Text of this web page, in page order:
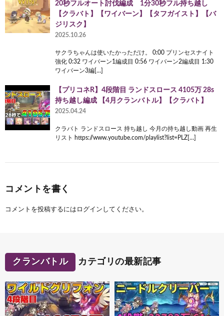
20秒フルオート討伐編成 1分30秒フル持ち越し
【クラバト】【ワイバーン】【タフガイスト】【バ
ジリスク】
2025.10.26
サクラちゃんは使いたかっただけ。 0:00 プリンセスナイト
強化 0:32 ワイバーン1編成目 0:56 ワイバーン2編成目 1:30
ワイバーン3編[…]
【プリコネR】4段階目 ランドスロース 4105万 28s
持ち越し編成 【4月クランバトル】【クラバト】
2025.04.24
クラバト ランドスロース 持ち越し 今月の持ち越し動画 再生
リスト https://www.youtube.com/playlist?list=PLZ[…]
コメントを書く
コメントを投稿するには ログイン してください。
クランバトル カテゴリの最新記事